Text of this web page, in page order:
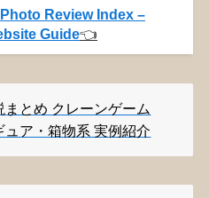
Review Index –
Guide👈️
とめ クレーンゲーム
ュア・箱物系 実例紹介